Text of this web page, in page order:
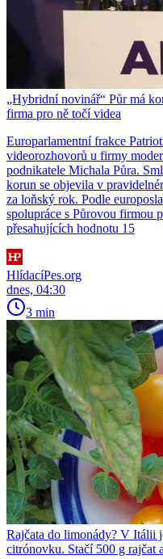
„Hybridní novinář“ Půr má
firma pro ně točí videa
Europarlamentní frakce
videorozhovorů u firmy
podnikatele Michala Půra.
korun se objevila v
za loňský rok. Podle
spolupráce s Půrovou firmou
přesahujících hodnotu 15
HlídacíPes.org
dnes, 04:30
3 min
Rajčata do limonády? V Itálii
citrónovku. Stačí 500 g rajčat